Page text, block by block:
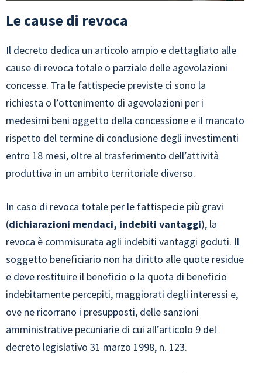
Le cause di revoca
Il decreto dedica un articolo ampio e dettagliato alle
cause di revoca totale o parziale delle agevolazioni
concesse. Tra le fattispecie previste ci sono la
richiesta o l’ottenimento di agevolazioni per i
medesimi beni oggetto della concessione e il mancato
rispetto del termine di conclusione degli investimenti
entro 18 mesi, oltre al trasferimento dell’attività
produttiva in un ambito territoriale diverso.
In caso di revoca totale per le fattispecie più gravi
(dichiarazioni mendaci, indebiti vantaggi), la
revoca è commisurata agli indebiti vantaggi goduti. Il
soggetto beneficiario non ha diritto alle quote residue
e deve restituire il beneficio o la quota di beneficio
indebitamente percepiti, maggiorati degli interessi e,
ove ne ricorrano i presupposti, delle sanzioni
amministrative pecuniarie di cui all’articolo 9 del
decreto legislativo 31 marzo 1998, n. 123.